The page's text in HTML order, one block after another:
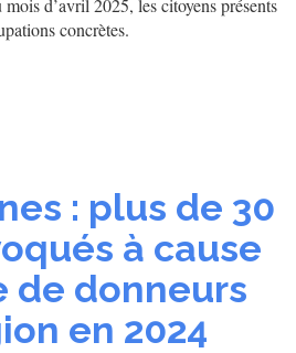
concrètes.
: plus de 30
à cause
de donneurs
en 2024